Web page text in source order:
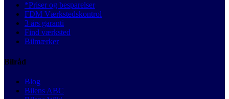
*Priser og besparelser
FDM Værkstedskontrol
3 års garanti
Find værksted
Bilmærker
Bilråd
Blog
Bilens ABC